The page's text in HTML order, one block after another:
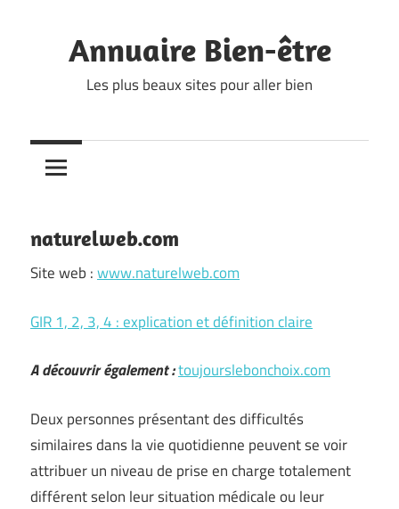
contentAnnuaire Bien-être
Les plus beaux sites pour aller bien
naturelweb.com
Site web :www.naturelweb.com
GIR 1, 2, 3, 4 : explication et définition claire
A découvrir également :toujourslebonchoix.com
Deux personnes présentant des difficultés
similaires dans la vie quotidienne peuvent se voir
attribuer un niveau de prise en charge totalement
différent selon leur situation médicale ou leur